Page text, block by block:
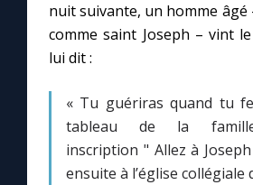
Faire un don
Marie de Nazareth
nuit suivante, un homme âgé
comme saint Joseph – vint
lui dit :
« Tu guériras quand tu
tableau de la
inscription " Allez à
ensuite à l’église collégiale